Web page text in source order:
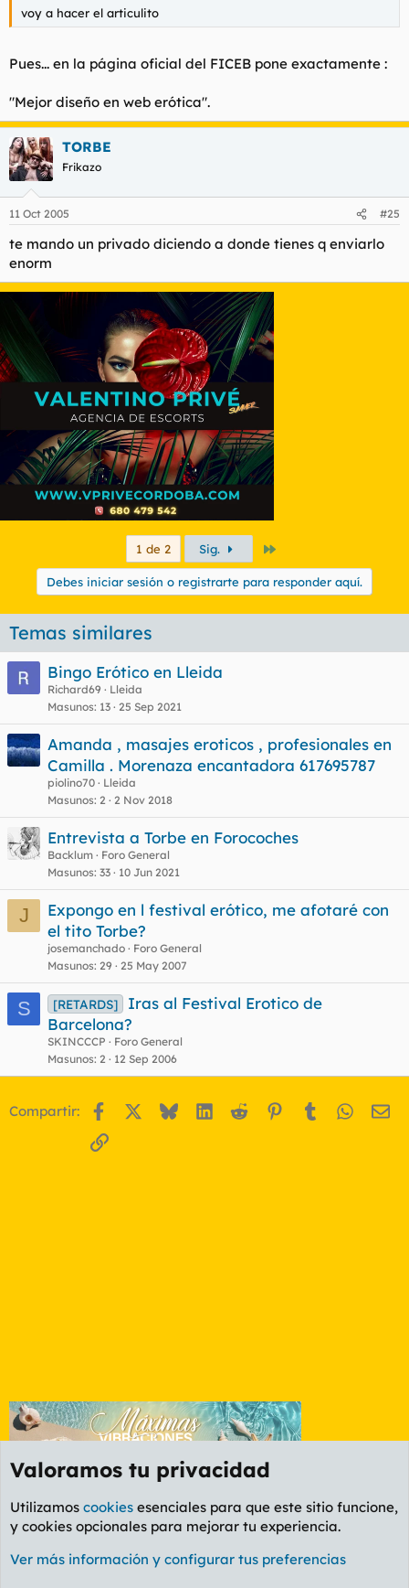
voy a hacer el articulito
Pues... en la página oficial del FICEB pone exactamente :
"Mejor diseño en web erótica".
TORBE
Frikazo
11 Oct 2005 #25
te mando un privado diciendo a donde tienes q enviarlo
enorm
1 de 2 Sig.
Debes iniciar sesión o registrarte para responder aquí.
Temas similares
Bingo Erótico en Lleida
Richard69
Lleida
Masunos 13 25 Sep 2021
Amanda , masajes eroticos , profesionales en
Camilla . Morenaza encantadora 617695787
piolino70
Lleida
Masunos 2 2 Nov 2018
Entrevista a Torbe en Forocoches
Backlum
Foro General
Masunos 33 10 Jun 2021
J
Expongo en l festival erótico, me afotaré con
el tito Torbe?
josemanchado
Foro General
Masunos 29 25 May 2007
S [RETARDS]
Iras al Festival Erotico de
Barcelona?
SKINCCCP
Foro General
Masunos 2 12 Sep 2006
Compartir: Facebook BlueskyLinkedIn
Reddit Pinterest
Tumblr
Enlace
Foro General
Cookies
PL OLDSTYLE AMARILLO
Valoramos tu privacidad
Utilizamos cookies esenciales para que este sitio funcione,
y cookies opcionales para mejorar tu experiencia.
Ver más información y configurar tus preferencias